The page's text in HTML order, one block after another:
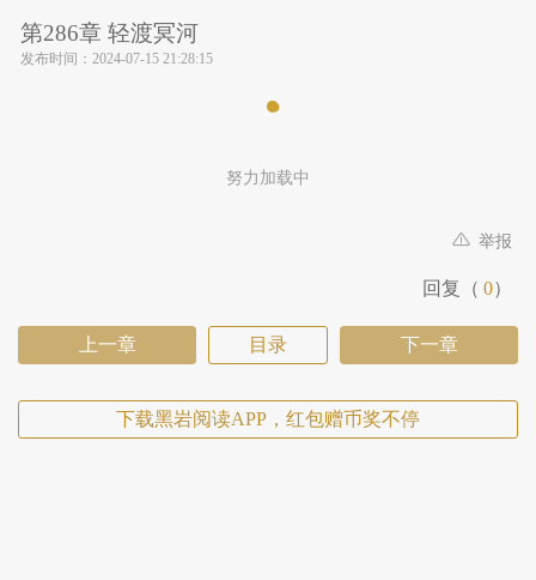
第286章 轻渡冥河
发布时间： 2024-07-15 21:28:15
努力加载中
举报
回复（ 0）
上一章 目录 下一章
下载黑岩阅读APP，红包赠币奖不停